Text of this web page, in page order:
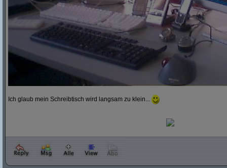
Ich glaub mein Schreibtisch wird langsam zu klein...